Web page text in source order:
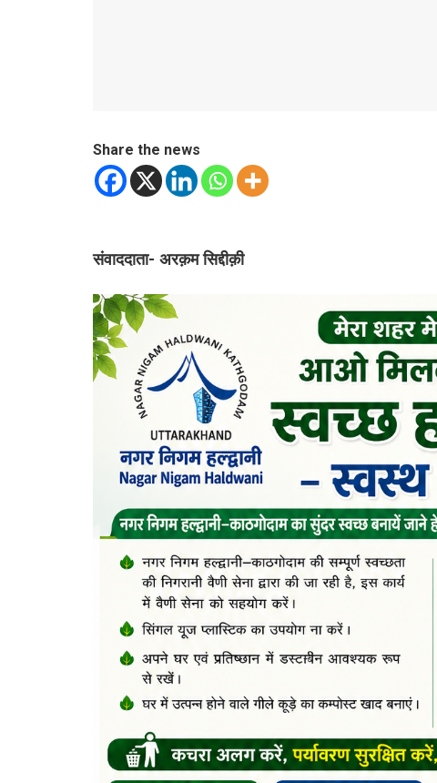
Share the news
संवाददाता- अरक़म सिद्दीक़ी